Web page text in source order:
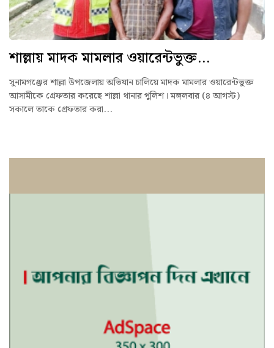
শাল্লায় মাদক মামলার ওয়ারেন্টভুক্ত...
সুনামগঞ্জের শাল্লা উপজেলায় অভিযান চালিয়ে মাদক মামলার ওয়ারেন্টভুক্ত
আসামীকে গ্রেফতার করেছে শাল্লা থানার পুলিশ। মঙ্গলবার (৪ আগস্ট)
সকালে তাকে গ্রেফতার করা...